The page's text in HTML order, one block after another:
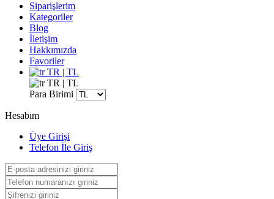
Siparişlerim
Kategoriler
Blog
İletişim
Hakkımızda
Favoriler
TR | TL
TR | TL
Para Birimi
Hesabım
Üye Girişi
Telefon İle Giriş